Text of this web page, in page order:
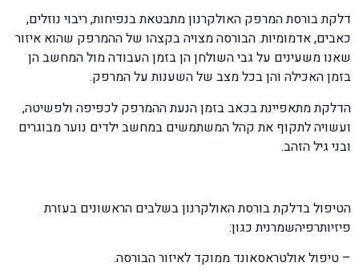
דלקת בורסת המרפק האולקרנון מתבטאת בנפיחות, ריבוי נוזלים,
כאבים, אדמומיות. הבורסה מצויה בקצהו של ההמרפק שהוא איזור
שאנו משעינים על גבי השולחן הן בזמן העבודה מול המחשב הן
בזמן האכילה והן בכל מצב של השענות על המרפק.
הדלקת מתאפיינת בכאב בזמן הנעת ההמרפק לכפיפה ולפשיטה,
ועשויה לתקוף את קהל המשתמשים במחשב ילדים נוער מבוגרים
ובני גיל הזהב.
הטיפול בדלקת בורסת האולקרנון בשלבים הראשונים בעזרת
פיזיותרפיהשמרנית כגון:
– טיפול אולטראסאונד ממוקד לאיזור הבורסה.